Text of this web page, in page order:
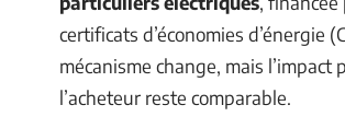
certificats d’économies d’énergie
mécanisme change, mais l’impact
l’acheteur reste comparable.